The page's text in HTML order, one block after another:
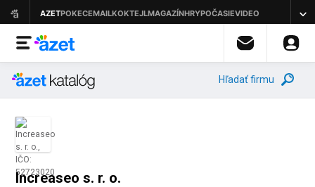
Hľadať firmu
Increaseo s. r. o.